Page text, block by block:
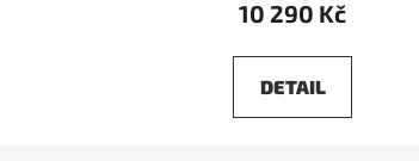
10 290 Kč
DETAIL